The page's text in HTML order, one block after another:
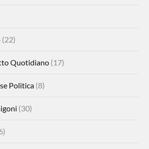
(22)
Quotidiano (17)
Politica (8)
(30)